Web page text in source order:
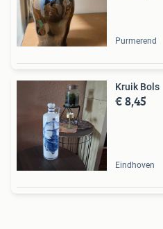
Purmerend
Kruik Bols
€ 8,45
Eindhoven